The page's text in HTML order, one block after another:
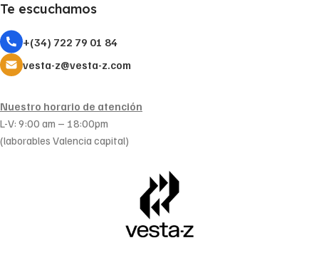
Te escuchamos
+(34) 722 79 01 84
vesta-z@vesta-z.com
Nuestro horario de atención
L-V: 9:00 am – 18:00pm
(laborables Valencia capital)